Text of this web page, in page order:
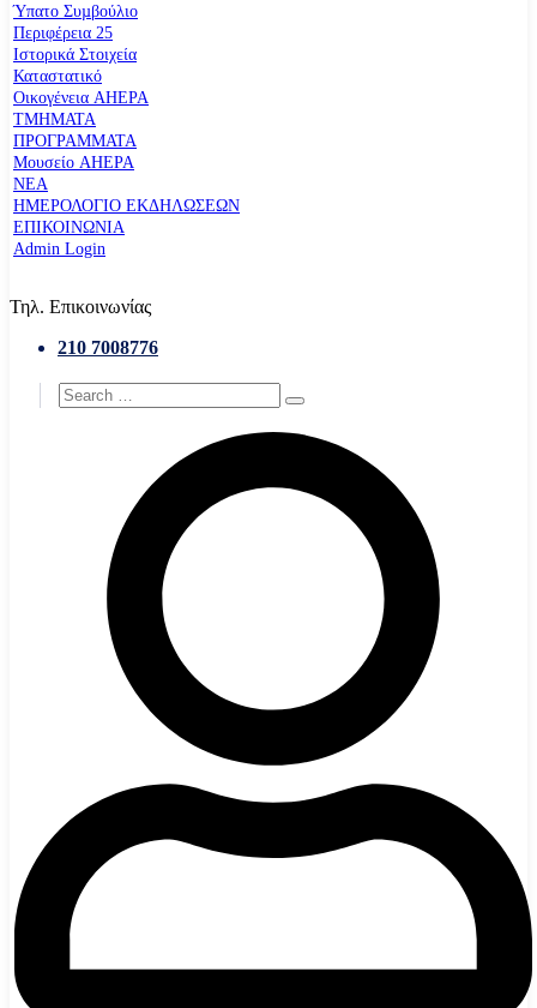
Ύπατο Συµβούλιο
Περιφέρεια 25
Ιστορικά Στοιχεία
Καταστατικό
Οικογένεια AHEPA
ΤΜΗΜΑΤΑ
ΠΡΟΓΡΑΜΜΑΤΑ
Μουσείο AHEPA
ΝΕΑ
ΗΜΕΡΟΛΟΓΙΟ ΕΚΔΗΛΩΣΕΩΝ
ΕΠΙΚΟΙΝΩΝΙΑ
Admin Login
Τηλ. Επικοινωνίας
210 7008776